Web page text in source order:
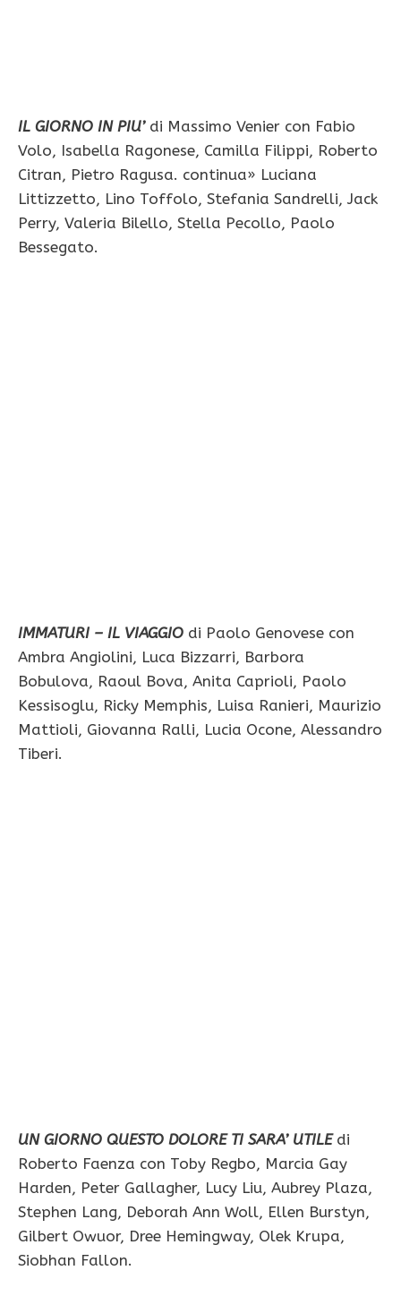
IL GIORNO IN PIU’di Massimo Venier con Fabio
Volo, Isabella Ragonese, Camilla Filippi, Roberto
Citran, Pietro Ragusa. continua» Luciana
Littizzetto, Lino Toffolo, Stefania Sandrelli, Jack
Perry, Valeria Bilello, Stella Pecollo, Paolo
Bessegato.
IMMATURI – IL VIAGGIO di Paolo Genovese con
Ambra Angiolini, Luca Bizzarri, Barbora
Bobulova, Raoul Bova, Anita Caprioli, Paolo
Kessisoglu, Ricky Memphis, Luisa Ranieri, Maurizio
Mattioli, Giovanna Ralli, Lucia Ocone, Alessandro
Tiberi.
UN GIORNO QUESTO DOLORE TI SARA’ UTILEdi
Roberto Faenza con Toby Regbo, Marcia Gay
Harden, Peter Gallagher, Lucy Liu, Aubrey Plaza,
Stephen Lang, Deborah Ann Woll, Ellen Burstyn,
Gilbert Owuor, Dree Hemingway, Olek Krupa,
Siobhan Fallon.